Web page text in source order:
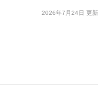
2026年7月24日 更新